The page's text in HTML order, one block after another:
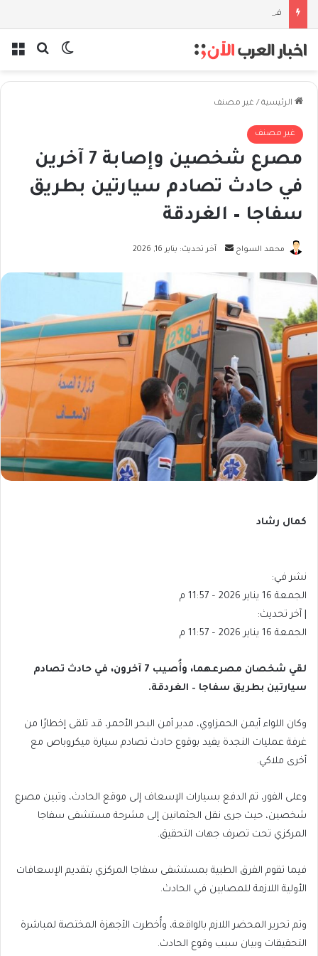
فلسفة الخيط والموج: نصف قرن في مدرسة البحر مع غسان المزيدي
بحثالوضع
الرئيسية / غير مصنف
غير مصنف
مصرع شخصين وإصابة 7 آخرين
في حادث تصادم سيارتين بطريق
سفاجا – الغردقة
محمد السواح
أرسلآخر تحديث: يناير 16, 2026
كمال رشاد
نشر في:
الجمعة 16 يناير 2026 – 11:57 م
| آخر تحديث:
الجمعة 16 يناير 2026 – 11:57 م
لقي شخصان مصرعهما، وأُصيب 7 آخرون، في حادث تصادم
سيارتين بطريق سفاجا – الغردقة.
وكان اللواء أيمن الحمزاوي، مدير أمن البحر الأحمر، قد تلقى إخطارًا من
غرفة عمليات النجدة يفيد بوقوع حادث تصادم سيارة ميكروباص مع
أخرى ملاكي.
وعلى الفور، تم الدفع بسيارات الإسعاف إلى موقع الحادث، وتبين مصرع
شخصين، حيث جرى نقل الجثمانين إلى مشرحة مستشفى سفاجا
المركزي تحت تصرف جهات التحقيق.
فيما تقوم الفرق الطبية بمستشفى سفاجا المركزي بتقديم الإسعافات
الأولية اللازمة للمصابين في الحادث.
وتم تحرير المحضر اللازم بالواقعة، وأُخطرت الأجهزة المختصة لمباشرة
التحقيقات وبيان سبب وقوع الحادث.